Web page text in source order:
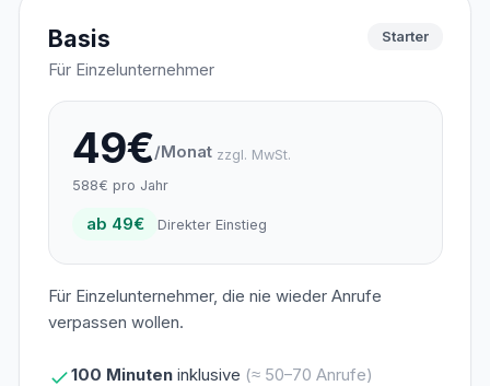
Basis
Für Einzelunternehmer
Starter
49€/Monat zzgl. MwSt.
588€ pro Jahr
ab 49€ Direkter Einstieg
Für Einzelunternehmer, die nie wieder Anrufe
verpassen wollen.
100 Minuteninklusive (≈ 50–70 Anrufe)